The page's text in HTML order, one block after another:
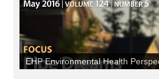
douleur chronique, des
handicap fonctionnel, ainsi qu’avec
que la néphrologie, la
neurologie et les maladies
EHP Environmental Health